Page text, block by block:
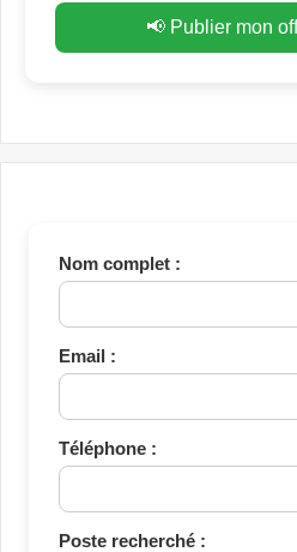
📢 Publier mon
Nom complet :
Email :
Téléphone :
Poste recherché :